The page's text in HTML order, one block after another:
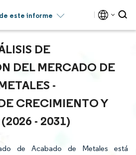
este informe
DE
DEL MERCADO DE
-
CRECIMIENTO Y
- 2031)
de Acabado de Metales está